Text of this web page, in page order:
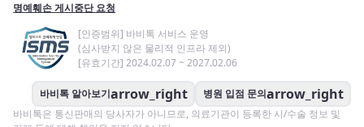
명예훼손 게시중단 요청
[인증범위] 바비톡 서비스 운영
(심사받지 않은 물리적 인프라 제외)
[유효기간] 2024.02.07 ~ 2027.02.06
바비톡 알아보기arrow_right 병원 입점 문의arrow_right
바비톡은 통신판매의 당사자가 아니므로, 의료기관이 등록한 시/수술 정보 및